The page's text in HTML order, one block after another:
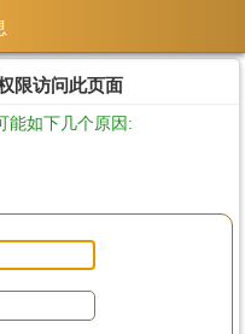
限访问此页面
能如下几个原因: